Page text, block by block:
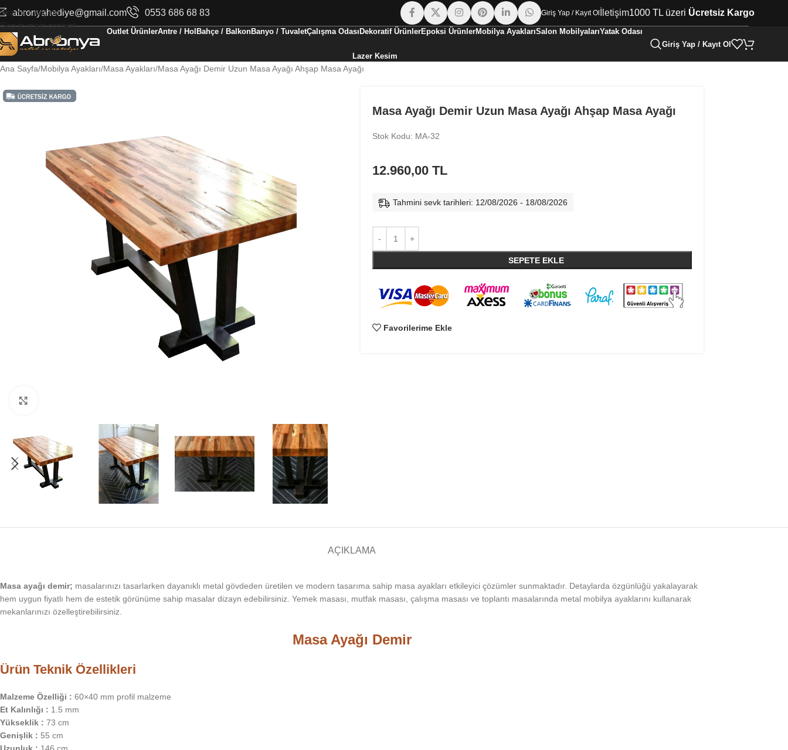
Skip to navigation
Skip to main content
abronyahediye@gmail.com 0553 686 68 83 Giriş Yap / Kayıt Ol İletişim1000 TL üzeri Ücretsiz Kargo
Outlet ÜrünlerAntre / Hol Bahçe / BalkonBanyo / TuvaletÇalışma Odası Dekoratif ÜrünlerEpoksi ÜrünlerMobilya AyaklarıSalon MobilyalarıYatak Odası
Lazer Kesim
Giriş Yap / Kayıt Ol
Ana Sayfa Mobilya Ayakları Masa Ayakları Masa Ayağı Demir Uzun Masa Ayağı Ahşap Masa Ayağı
Masa Ayağı Demir Uzun Masa Ayağı Ahşap Masa Ayağı
Stok Kodu: MA-32
12.960,00 TL
Tahmini sevk tarihleri: 12/08/2026 - 18/08/2026
SEPETE EKLE
Favorilerime Ekle
AÇIKLAMA
Masa ayağı demir; masalarınızı tasarlarken dayanıklı metal gövdeden üretilen ve modern tasarıma sahip masa ayakları etkileyici çözümler sunmaktadır. Detaylarda özgünlüğü yakalayarak
hem uygun fiyatlı hem de estetik görünüme sahip masalar dizayn edebilirsiniz. Yemek masası, mutfak masası, çalışma masası ve toplantı masalarında metal mobilya ayaklarını kullanarak
mekanlarınızı özelleştirebilirsiniz.
Masa Ayağı Demir
Ürün Teknik Özellikleri
Malzeme Özelliği : 60×40 mm profil malzeme
Et Kalınlığı : 1.5 mm
Yükseklik : 73 cm
Genişlik : 55 cm